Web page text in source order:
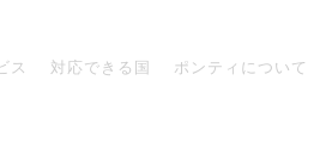
ス 対応できる国 ポンティについて